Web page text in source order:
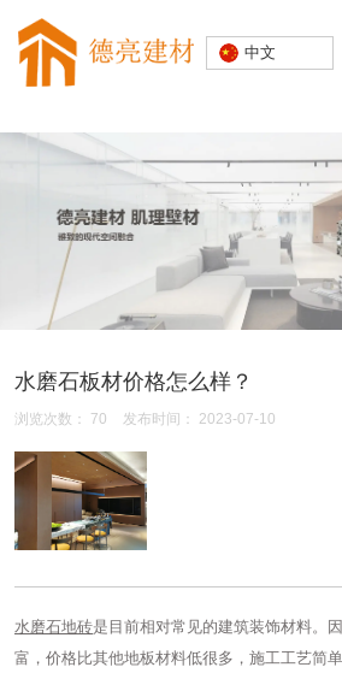
装饰建材
中文
水磨石板材价格怎么样？
浏览次数： 70 发布时间： 2023-07-10
水磨石地砖是目前相对常见的建筑装饰材料。
富，价格比其他地板材料低很多，施工工艺简